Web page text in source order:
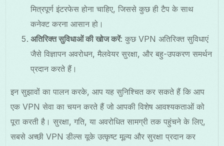
मित्रपूर्ण इंटरफेस होना चाहिए, जिससे कुछ ही टैप के साथ
कनेक्ट करना आसान हो।
अतिरिक्त सुविधाओं की खोज करें: कुछ VPN अतिरिक्त सुविधाएं
जैसे विज्ञापन अवरोधन, मैलवेयर सुरक्षा, और बहु-उपकरण समर्थन
प्रदान करते हैं।
इन सुझावों का पालन करके, आप यह सुनिश्चित कर सकते हैं कि आप
एक VPN सेवा का चयन करते हैं जो आपकी विशेष आवश्यकताओं को
पूरा करती है। सुरक्षा, गति, या अवरोधित सामग्री तक पहुंचने के लिए,
सबसे अच्छी VPN डील्स यूके उत्कृष्ट मूल्य और सुरक्षा प्रदान कर